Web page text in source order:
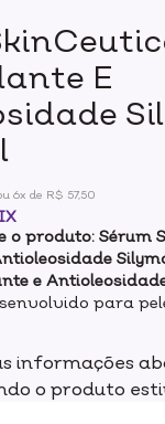
E
6x de R$ 57,50
o produto: Sérum
e
para
sinais de
pele,
informações
o produto